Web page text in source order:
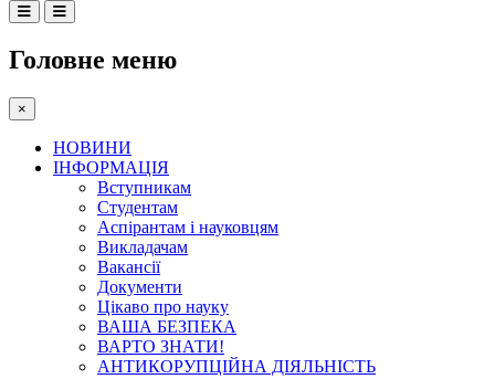
Головне меню
×
НОВИНИ
ІНФОРМАЦІЯ
Вступникам
Студентам
Аспірантам і науковцям
Викладачам
Вакансії
Документи
Цікаво про науку
ВАША БЕЗПЕКА
ВАРТО ЗНАТИ!
АНТИКОРУПЦІЙНА ДІЯЛЬНІСТЬ